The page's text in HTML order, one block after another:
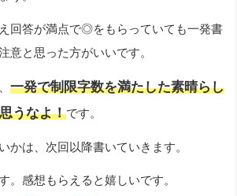
回答が満点で◎をもらっていても一発書
意と思った方がいいです。
一発で制限字数を満たした素晴らし
うなよ！です。
かは、次回以降書いていきます。
。感想もらえると嬉しいです。